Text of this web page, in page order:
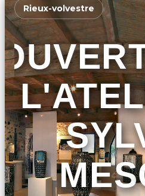
Rieux-volvestre